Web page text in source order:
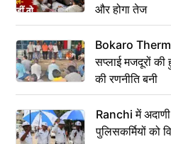
और होगा तेज
Bokaro
सप्लाई मजदूरों
की रणनीति बनी
Ranchi में
पुलिसकर्मियों को